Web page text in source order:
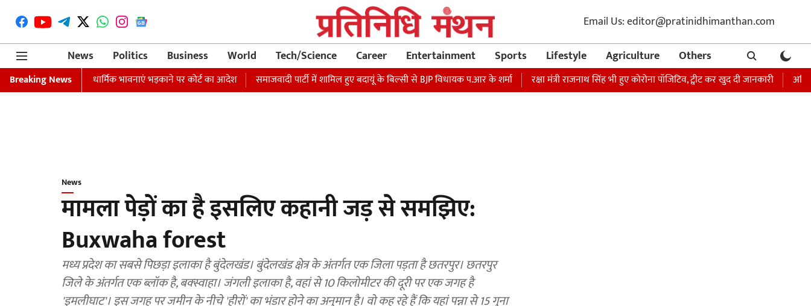
Email Us: editor@pratinidhimanthan.com
News
Politics Business World Tech/Science Career Entertainment Sports Lifestyle Agriculture Others
Breaking News
गिरफ्तारी का वारंट जारी, धार्मिक भावनाएं भड़काने पर कोर्ट का आदेश समाजवादी पार्टी में शामिल हुए बदायूं के बिल्सी से BJP विधायक प.आर के शर्मा रक्षा मंत्री राजनाथ सिंह भी हुए कोरोना पॉजिटिव, ट्वीट कर खुद दी जानकारी
News
मामला पेड़ों का है इसलिए कहानी जड़ से समझिए:
Buxwaha forest
मध्य प्रदेश का सबसे पिछड़ा इलाका है बुंदेलखंड। बुंदेलखंड क्षेत्र के अंतर्गत एक जिला पड़ता है छतरपुर। छतरपुर
जिले के अंतर्गत एक ब्लॉक है, बक्स्वाहा। जंगली इलाका है, वहां से 10 किलोमीटर की दूरी पर एक जगह है
'इमलीघाट'। इस जगह पर जमीन के नीचे 'हीरों' का भंडार होने का अनुमान है। वो कह रहे हैं कि यहां पन्ना से 15 गुना